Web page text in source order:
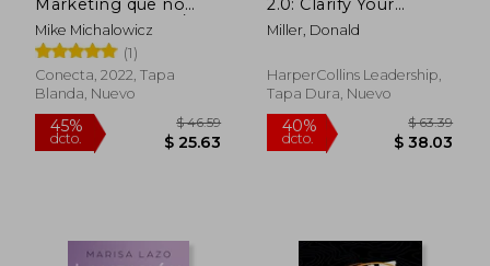
dcto.
Puede Ignorarse / get
Different, Marketing
That c An't be
Ignored! (Spanish
Edition) [Soft Cover ]
Mike Michalowicz
(1)
Conecta, 2022, Tapa
Blanda, Nuevo
Message So
Customers Will Listen
Miller, Donald
HarperCollins Leadership,
Tapa Dura, Nuevo